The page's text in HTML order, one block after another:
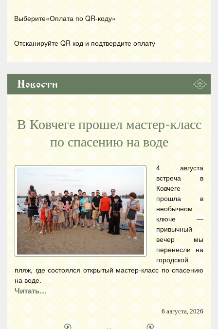
Выберите«Оплата по QR-коду»
Отсканируйте QR код и подтвердите оплату
Новости
В Ковчеге прошел мастер-класс
по спасению на воде
4 августа
встреча в
Ковчеге
прошла в
необычном
ключе —
привычный
вечер мы
перенесли на
городской
пляж, где состоялся открытый мастер-класс по спасению
на воде.
Читать…
6 августа, 2026